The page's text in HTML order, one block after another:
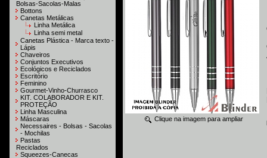
Bolsas-Sacolas-Malas
Bottons
Canetas Metálicas
Linha Metálica
Linha semi metal
Canetas Plástica - Marca texto -
Lápis
Chaveiros
Conjuntos Executivos
Ecológicos e Reciclados
Escritório
Feminino
Gourmet-Vinho-Churrasco
KIT. COLABORADOR E KIT.
PROTEÇÃO
Linha Masculina
Máscaras
Necessaires - Bolsas - Sacolas
- Mochilas
Pastas
Reciclados
Squeezes-Canecas
Clique na imagem para ampliar